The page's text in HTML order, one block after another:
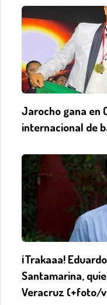
Jarocho gana en
internacional de
¡Trakaaa!
Santamarina,
Veracruz (+foto/